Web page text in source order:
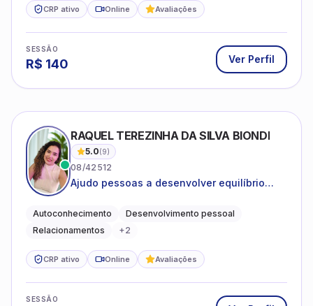
CRP ativo Online Avaliações
SESSÃO
R$ 140 Ver Perfil
RAQUEL TEREZINHA DA SILVA BIONDI
5.0(9)
08/42512
Ajudo pessoas a desenvolver equilíbrio
Autoconhecimento
Desenvolvimento pessoal
Relacionamentos
+2
CRP ativo Online Avaliações
SESSÃO